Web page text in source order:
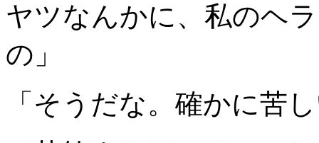
ヤツなんかに、私のヘ
の」
「そうだな。確かに苦